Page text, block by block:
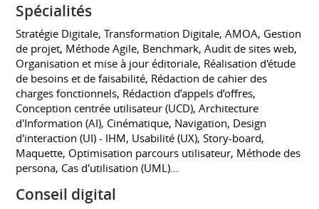
Spécialités
Stratégie Digitale, Transformation Digitale, AMOA, Gestion
de projet, Méthode Agile, Benchmark, Audit de sites web,
Organisation et mise à jour éditoriale, Réalisation d'étude
de besoins et de faisabilité, Rédaction de cahier des
charges fonctionnels, Rédaction d’appels d’offres,
Conception centrée utilisateur (UCD), Architecture
d'Information (AI), Cinématique, Navigation, Design
d'interaction (UI) - IHM, Usabilité (UX), Story-board,
Maquette, Optimisation parcours utilisateur, Méthode des
persona, Cas d'utilisation (UML)…
Conseil digital